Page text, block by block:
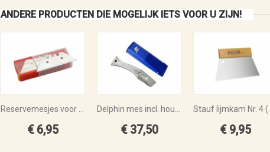
ANDERE PRODUCTEN DIE MOGELIJK IETS VOOR U ZIJN!
€ 6,95 € 37,50 € 9,95